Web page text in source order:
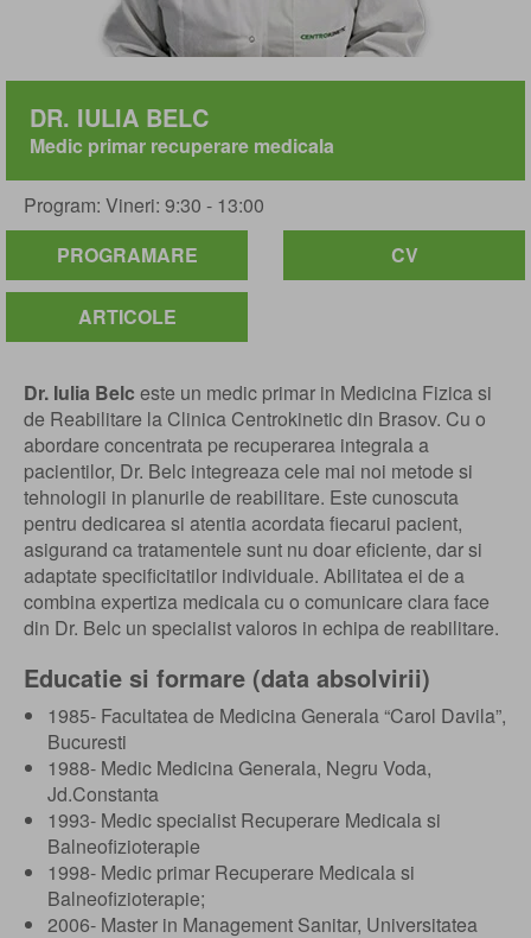
DR. IULIA BELC
Medic primar recuperare medicala
Program: Vineri: 9:30 - 13:00
PROGRAMARE
CV
ARTICOLE
Dr. Iulia Belc este un medic primar in Medicina Fizica si
de Reabilitare la Clinica Centrokinetic din Brasov. Cu o
abordare concentrata pe recuperarea integrala a
pacientilor, Dr. Belc integreaza cele mai noi metode si
tehnologii in planurile de reabilitare. Este cunoscuta
pentru dedicarea si atentia acordata fiecarui pacient,
asigurand ca tratamentele sunt nu doar eficiente, dar si
adaptate specificitatilor individuale. Abilitatea ei de a
combina expertiza medicala cu o comunicare clara face
din Dr. Belc un specialist valoros in echipa de reabilitare.
Educatie si formare (data absolvirii)
1985- Facultatea de Medicina Generala “Carol Davila”,
Bucuresti
1988- Medic Medicina Generala, Negru Voda,
Jd.Constanta
1993- Medic specialist Recuperare Medicala si
Balneofizioterapie
1998- Medic primar Recuperare Medicala si
Balneofizioterapie;
2006- Master in Management Sanitar, Universitatea